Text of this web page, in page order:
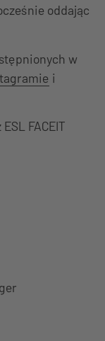
oddając
w
i
FACEIT